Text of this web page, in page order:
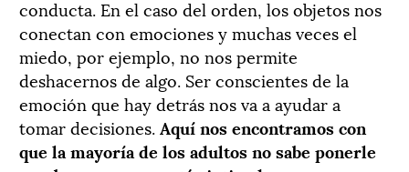
conducta. En el caso del orden, los objetos nos
conectan con emociones y muchas veces el
miedo, por ejemplo, no nos permite
deshacernos de algo. Ser conscientes de la
emoción que hay detrás nos va a ayudar a
tomar decisiones. Aquí nos encontramos con
que la mayoría de los adultos no sabe ponerle